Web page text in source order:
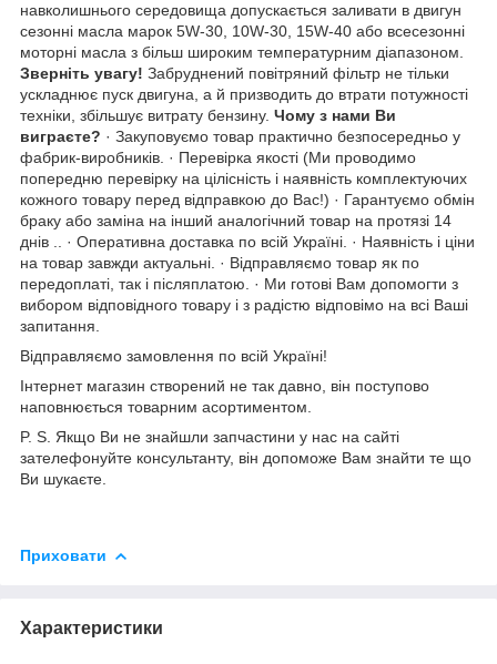
навколишнього середовища допускається заливати в двигун
сезонні масла марок 5W-30, 10W-30, 15W-40 або всесезонні
моторні масла з більш широким температурним діапазоном.
Зверніть увагу! Забруднений повітряний фільтр не тільки
ускладнює пуск двигуна, а й призводить до втрати потужності
техніки, збільшує витрату бензину. Чому з нами Ви
виграєте? · Закуповуємо товар практично безпосередньо у
фабрик-виробників. · Перевірка якості (Ми проводимо
попередню перевірку на цілісність і наявність комплектуючих
кожного товару перед відправкою до Вас!) · Гарантуємо обмін
браку або заміна на інший аналогічний товар на протязі 14
днів .. · Оперативна доставка по всій Україні. · Наявність і ціни
на товар завжди актуальні. · Відправляємо товар як по
передоплаті, так і післяплатою. · Ми готові Вам допомогти з
вибором відповідного товару і з радістю відповімо на всі Ваші
запитання.
Відправляємо замовлення по всій Україні!
Інтернет магазин створений не так давно, він поступово
наповнюється товарним асортиментом.
P. S. Якщо Ви не знайшли запчастини у нас на сайті
зателефонуйте консультанту, він допоможе Вам знайти те що
Ви шукаєте.
Приховати
Характеристики